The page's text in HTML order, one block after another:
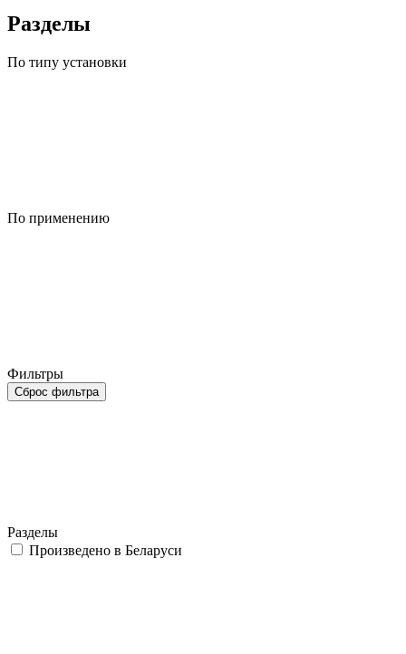
Разделы
По типу установки
По применению
Фильтры
Сброс фильтра
Разделы
Произведено в Беларуси